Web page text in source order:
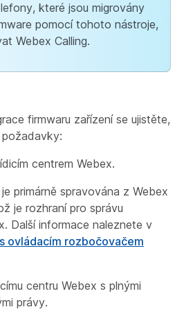
které jsou migrovány
pomocí tohoto nástroje,
Webex Calling.
firmwaru zařízení se ujistěte,
požadavky:
centrem Webex.
primárně spravována z Webex
je rozhraní pro správu
Další informace naleznete v
ovládacím rozbočovačem
centru Webex s plnými
právy.